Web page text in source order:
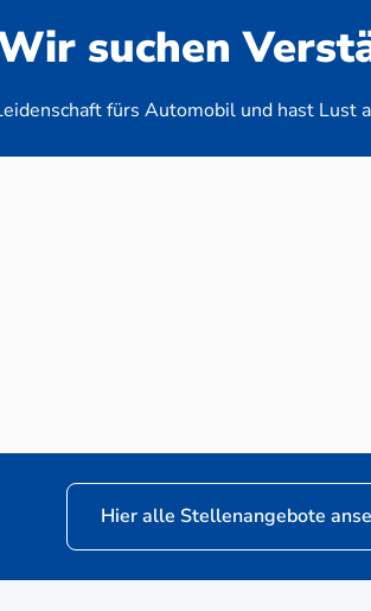
suchen
fürs Automobil und hast Lust
Verkaufsberater (m/w/d) für
Hier alle Stellenangebote